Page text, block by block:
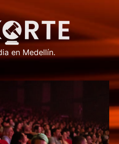
en Medellín.